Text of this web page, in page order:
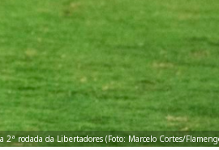
2ª rodada da Libertadores (Foto: Marcelo Cortes/